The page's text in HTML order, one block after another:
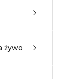
żywo